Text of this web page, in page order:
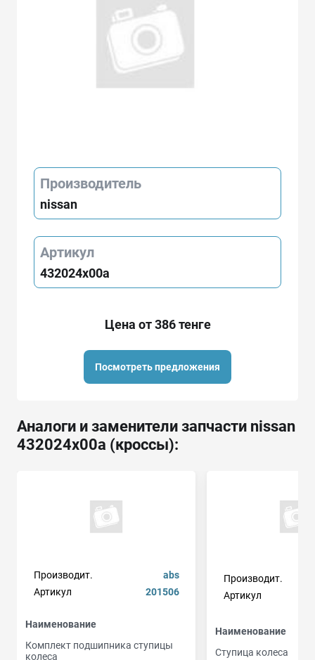
Производитель
nissan
Артикул
432024x00a
Цена от 386 тенге
Посмотреть предложения
Аналоги и заменители запчасти nissan
432024x00a (кроссы):
Производит.
abs
Артикул
201506
Наименование
Комплект подшипника ступицы
колеса
Производит.
Артикул
Наименование
Ступица колеса